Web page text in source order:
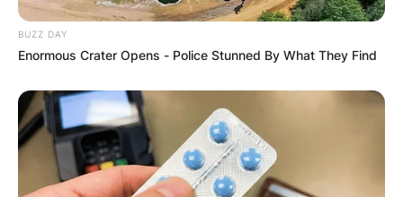
BUZZ DAY
Enormous Crater Opens - Police Stunned By What They Find